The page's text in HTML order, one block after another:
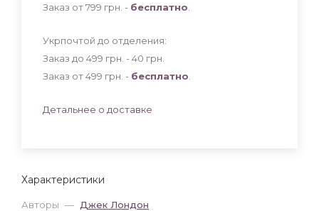
Характеристики
Авторы — Джек Лондон
Заказ от 799 грн. - бесплатно
Укрпочтой до отделения:
Заказ до 499 грн. - 40 грн
Заказ от 499 грн. - бесплатно
Детальнее о доставке